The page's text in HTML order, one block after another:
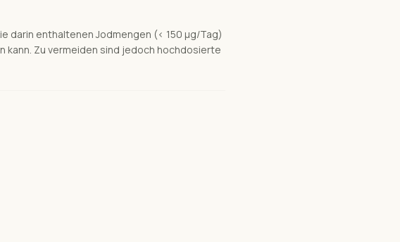
darin enthaltenen Jodmengen (< 150 µg/Tag)
Zu vermeiden sind jedoch hochdosierte